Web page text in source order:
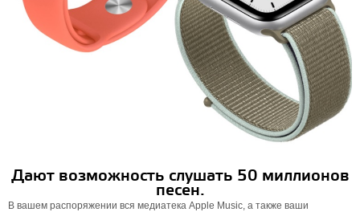
Дают возможность слушать 50 миллионов
песен.
В вашем распоряжении вся медиатека Apple Music, а также ваши